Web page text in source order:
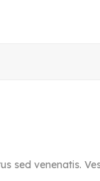
sed venenatis.